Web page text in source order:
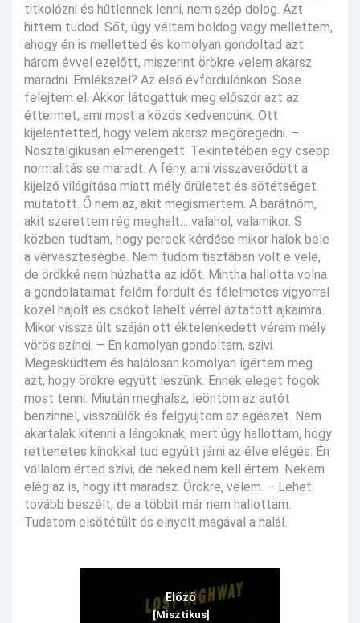
titkolózni és hűtlennek lenni, nem szép dolog. Azt
hittem tudod. Sőt, úgy véltem boldog vagy mellettem,
ahogy én is melletted és komolyan gondoltad azt
három évvel ezelőtt, miszerint örökre velem akarsz
maradni. Emlékszel? Az első évfordulónkon. Sose
felejtem el. Akkor látogattuk meg először azt az
éttermet, ami most a közös kedvencünk. Ott
kijelentetted, hogy velem akarsz megöregedni. –
Nosztalgikusan elmerengett. Tekintetében egy csepp
normalitás se maradt. A fény, ami visszaverődött a
kijelző világítása miatt mély őrületet és sötétséget
mutatott. Ő nem az, akit megismertem. A barátnőm,
akit szerettem rég meghalt… valahol, valamikor. S
közben tudtam, hogy percek kérdése mikor halok bele
a vérveszteségbe. Nem tudom tisztában volt e vele,
de örökké nem húzhatta az időt. Mintha hallotta volna
a gondolataimat felém fordult és félelmetes vigyorral
közel hajolt és csókot lehelt vérrel áztatott ajkaimra.
Mikor vissza ült száján ott éktelenkedett vérem mély
vörös színei. – Én komolyan gondoltam, szivi.
Megesküdtem és halálosan komolyan ígértem meg
azt, hogy örökre együtt leszünk. Ennek eleget fogok
most tenni. Miután meghalsz, leöntöm az autót
benzinnel, visszaülők és felgyújtom az egészet. Nem
akartalak kitenni a lángoknak, mert úgy hallottam, hogy
rettenetes kínokkal tud együtt járni az élve elégés. Én
vállalom érted szivi, de neked nem kell értem. Nekem
elég az is, hogy itt maradsz. Örökre, velem. – Lehet
tovább beszélt, de a többit már nem hallottam.
Tudatom elsötétült és elnyelt magával a halál.
Előző
[Misztikus]